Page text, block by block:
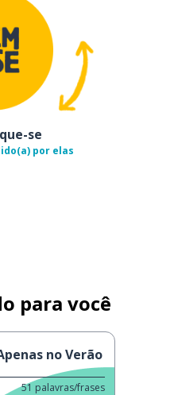
se
por elas
para você
no Verão
51 palavras/frases